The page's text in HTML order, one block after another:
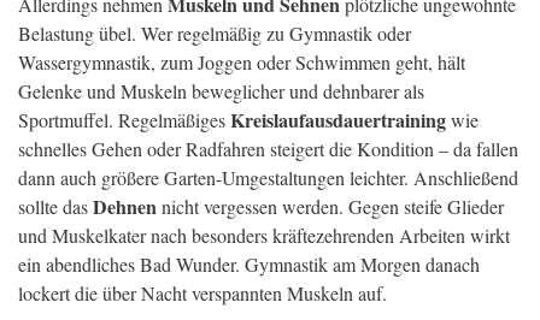
Belastung übel. Wer regelmäßig zu Gymnastik oder
Wassergymnastik, zum Joggen oder Schwimmen geht, hält
Gelenke und Muskeln beweglicher und dehnbarer als
Sportmuffel. RegelmäßigesKreislaufausdauertrainingwie
schnelles Gehen oder Radfahren steigert die Kondition – da fallen
dann auch größere Garten-Umgestaltungen leichter. Anschließend
sollte dasDehnennicht vergessen werden. Gegen steife Glieder
und Muskelkater nach besonders kräftezehrenden Arbeiten wirkt
ein abendliches Bad Wunder. Gymnastik am Morgen danach
lockert die über Nacht verspannten Muskeln auf.